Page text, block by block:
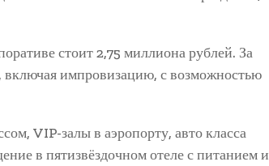
стоит 2,75 миллиона рублей. За
включая импровизацию, с возможностью
VIP-залы в аэропорту, авто класса
в пятизвёздочном отеле с питанием и